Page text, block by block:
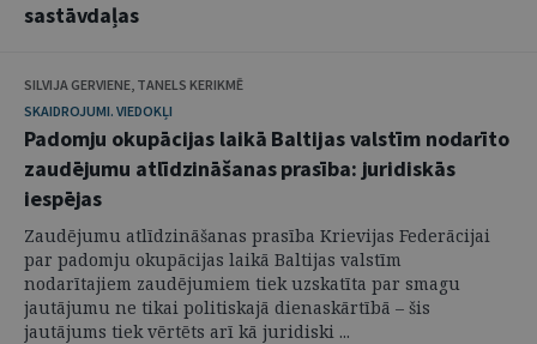
sastāvdaļas
SILVIJA GERVIENE, TANELS KERIKMĒ
SKAIDROJUMI. VIEDOKĻI
Padomju okupācijas laikā Baltijas valstīm nodarīto
zaudējumu atlīdzināšanas prasība: juridiskās
iespējas
Zaudējumu atlīdzināšanas prasība Krievijas Federācijai
par padomju okupācijas laikā Baltijas valstīm
nodarītajiem zaudējumiem tiek uzskatīta par smagu
jautājumu ne tikai politiskajā dienaskārtībā – šis
jautājums tiek vērtēts arī kā juridiski ...